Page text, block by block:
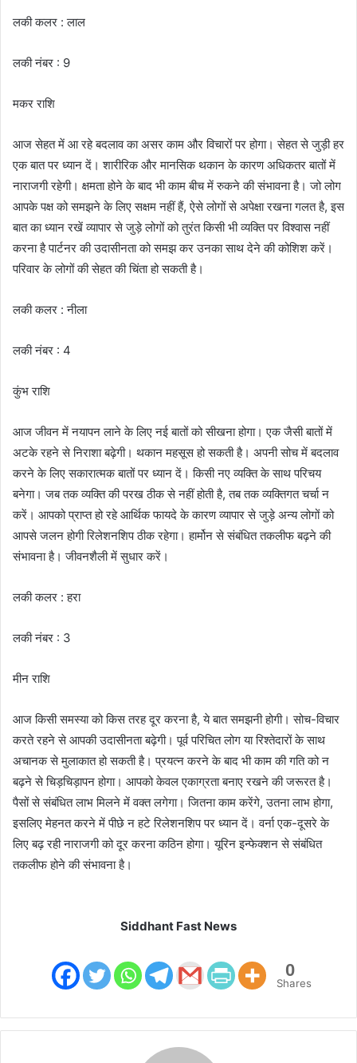
लकी कलर : लाल
लकी नंबर : 9
मकर राशि
आज सेहत में आ रहे बदलाव का असर काम और विचारों पर होगा। सेहत से जुड़ी हर
एक बात पर ध्यान दें। शारीरिक और मानसिक थकान के कारण अधिकतर बातों में
नाराजगी रहेगी। क्षमता होने के बाद भी काम बीच में रुकने की संभावना है। जो लोग
आपके पक्ष को समझने के लिए सक्षम नहीं हैं, ऐसे लोगों से अपेक्षा रखना गलत है, इस
बात का ध्यान रखें व्यापार से जुड़े लोगों को तुरंत किसी भी व्यक्ति पर विश्वास नहीं
करना है पार्टनर की उदासीनता को समझ कर उनका साथ देने की कोशिश करें।
परिवार के लोगों की सेहत की चिंता हो सकती है।
लकी कलर : नीला
लकी नंबर : 4
कुंभ राशि
आज जीवन में नयापन लाने के लिए नई बातों को सीखना होगा। एक जैसी बातों में
अटके रहने से निराशा बढ़ेगी। थकान महसूस हो सकती है। अपनी सोच में बदलाव
करने के लिए सकारात्मक बातों पर ध्यान दें। किसी नए व्यक्ति के साथ परिचय
बनेगा। जब तक व्यक्ति की परख ठीक से नहीं होती है, तब तक व्यक्तिगत चर्चा न
करें। आपको प्राप्त हो रहे आर्थिक फायदे के कारण व्यापार से जुड़े अन्य लोगों को
आपसे जलन होगी रिलेशनशिप ठीक रहेगा। हार्मोन से संबंधित तकलीफ बढ़ने की
संभावना है। जीवनशैली में सुधार करें।
लकी कलर : हरा
लकी नंबर : 3
मीन राशि
आज किसी समस्या को किस तरह दूर करना है, ये बात समझनी होगी। सोच-विचार
करते रहने से आपकी उदासीनता बढ़ेगी। पूर्व परिचित लोग या रिश्तेदारों के साथ
अचानक से मुलाकात हो सकती है। प्रयत्न करने के बाद भी काम की गति को न
बढ़ने से चिड़चिड़ापन होगा। आपको केवल एकाग्रता बनाए रखने की जरूरत है।
पैसों से संबंधित लाभ मिलने में वक्त लगेगा। जितना काम करेंगे, उतना लाभ होगा,
इसलिए मेहनत करने में पीछे न हटे रिलेशनशिप पर ध्यान दें। वर्ना एक-दूसरे के
लिए बढ़ रही नाराजगी को दूर करना कठिन होगा। यूरिन इन्फेक्शन से संबंधित
तकलीफ होने की संभावना है।
Siddhant Fast News
0
Shares